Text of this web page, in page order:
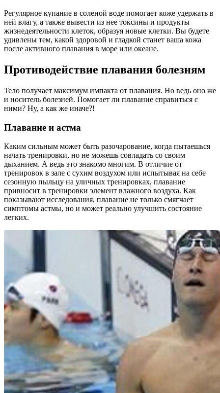
Регулярное купание в соленой воде помогает коже удержать в
ней влагу, а также вывести из нее токсины и продукты
жизнедеятельности клеток, образуя новые клетки. Вы будете
удивлены тем, какой здоровой и гладкой станет ваша кожа
после активного плавания в море или океане.
Противодействие плавания болезням
Тело получает максимум импакта от плавания. Но ведь оно же
и носитель болезней. Помогает ли плавание справиться с
ними? Ну, а как же иначе?!
Плавание и астма
Каким сильным может быть разочарование, когда пытаешься
начать тренировки, но не можешь совладать со своим
дыханием. А ведь это знакомо многим. В отличие от
тренировок в зале с сухим воздухом или испытывая на себе
сезонную пыльцу на уличных тренировках, плавание
привносит в тренировки элемент влажного воздуха. Как
показывают исследования, плавание не только смягчает
симптомы астмы, но и может реально улучшить состояние
легких.